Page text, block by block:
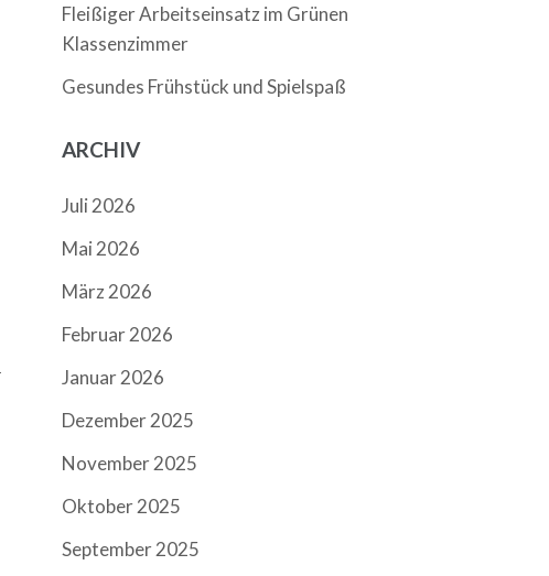
Fleißiger Arbeitseinsatz im Grünen
Klassenzimmer
Gesundes Frühstück und Spielspaß
ARCHIV
Juli 2026
Mai 2026
März 2026
Februar 2026
Januar 2026
Dezember 2025
November 2025
Oktober 2025
September 2025